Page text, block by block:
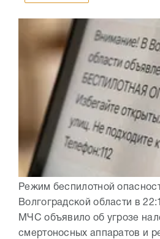
Режим беспилотной
Волгоградской области в
МЧС объявило об угрозе
смертоносных аппаратов и